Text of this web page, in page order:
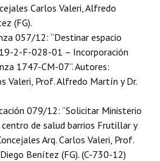
Carlos Valeri, Alfredo
(FG).
057/12: “Destinar espacio
2-F-028-01 – Incorporación
1747-CM-07”. Autores:
Valeri, Prof. Alfredo Martín y Dr.
079/12: “Solicitar Ministerio
centro de salud barrios Frutillar y
Arq. Carlos Valeri, Prof.
Benítez (FG). (C-730-12)